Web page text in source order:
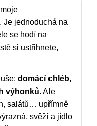
. Je jednoduchá na
se hodí na
si ustřihnete,
domácí chléb,
výhonků. Ale
salátů… upřímně
svěží a jídlo